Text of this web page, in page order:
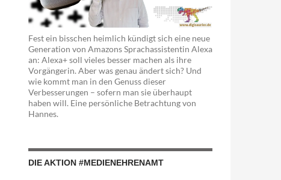
Fest ein bisschen heimlich kündigt sich eine neue
Generation von Amazons Sprachassistentin Alexa
an: Alexa+ soll vieles besser machen als ihre
Vorgängerin. Aber was genau ändert sich? Und
wie kommt man in den Genuss dieser
Verbesserungen – sofern man sie überhaupt
haben will. Eine persönliche Betrachtung von
Hannes.
DIE AKTION #MEDIENEHRENAMT